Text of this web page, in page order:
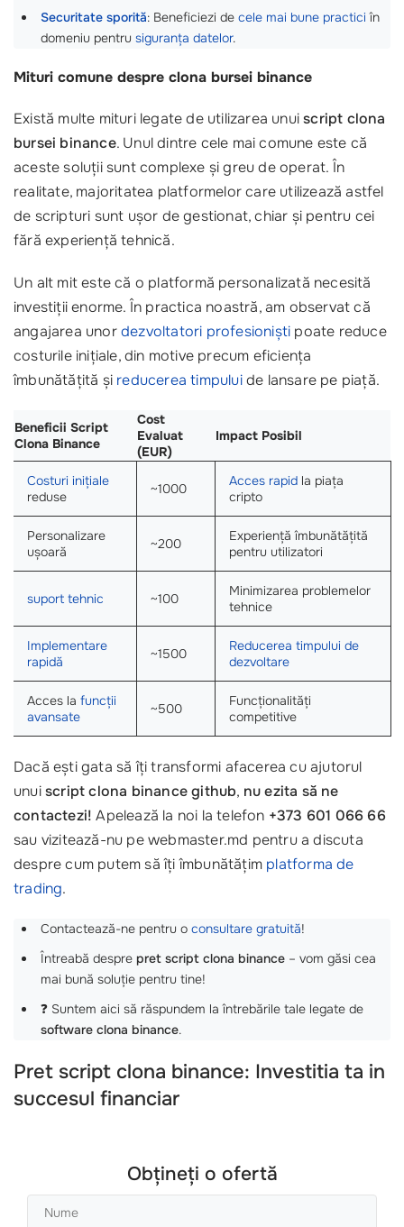
Securitate sporită: Beneficiezi de cele mai bune practici în
domeniu pentru siguranța datelor.
Mituri comune despre clona bursei binance
Există multe mituri legate de utilizarea unuiscript clona
bursei binance. Unul dintre cele mai comune este că
aceste soluții sunt complexe și greu de operat. În
realitate, majoritatea platformelor care utilizează astfel
de scripturi sunt ușor de gestionat, chiar și pentru cei
fără experiență tehnică.
Un alt mit este că o platformă personalizată necesită
investiții enorme. În practica noastră, am observat că
angajarea unordezvoltatori profesioniști poate reduce
costurile inițiale, din motive precum eficiența
îmbunătățită și reducerea timpuluide lansare pe piață.
Beneficii Script
Clona Binance
Cost
Evaluat
(EUR)
Impact Posibil
Costuri inițiale
reduse
~1000 Acces rapid la piața
cripto
Personalizare
ușoară
~200
Experiență îmbunătățită
pentru utilizatori
suport tehnic ~100
Minimizarea problemelor
tehnice
Implementare
rapidă
~1500
Reducerea timpului de
dezvoltare
Acces la funcții
avansate
~500
Funcționalități
competitive
Dacă ești gata să îți transformi afacerea cu ajutorul
unuiscript clona binance github, nu ezita să ne
contactezi! Apelează la noi la telefon +373 601 066 66
sau vizitează-nu pe webmaster.md pentru a discuta
despre cum putem să îți îmbunătățim platforma de
trading.
Contactează-ne pentru o consultare gratuită!
Întreabă despre pret script clona binance – vom găsi cea
mai bună soluție pentru tine!
❓ Suntem aici să răspundem la întrebările tale legate de
software clona binance.
Pret script clona binance: Investitia ta in
succesul financiar
Obțineți o ofertă